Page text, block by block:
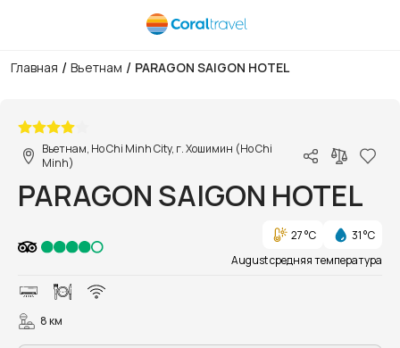
Главная / Вьетнам / PARAGON SAIGON HOTEL
Вьетнам, Ho Chi Minh City, г. Хошимин (Ho Chi
Minh)
PARAGON SAIGON HOTEL
27 °C
31 °C
August средняя температура
8 км